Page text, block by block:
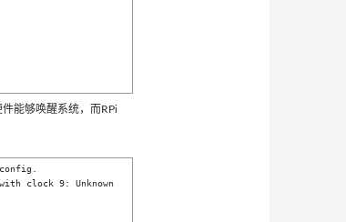
能够唤醒系统，而RPi
clock 9: Unknown